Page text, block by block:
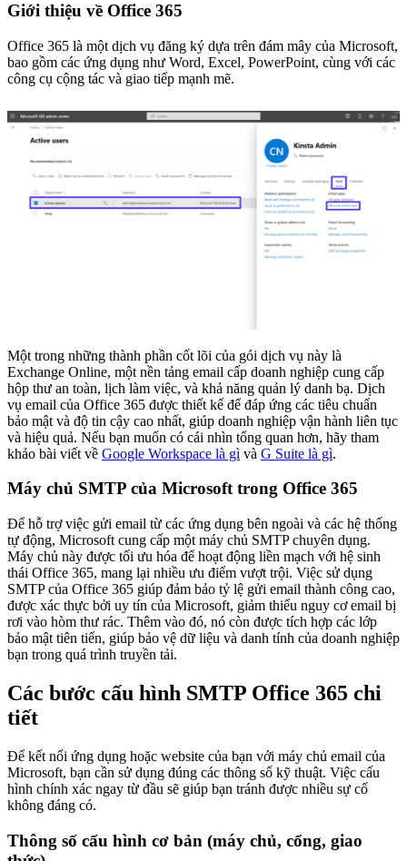
Giới thiệu về Office 365
Office 365 là một dịch vụ đăng ký dựa trên đám mây của Microsoft,
bao gồm các ứng dụng như Word, Excel, PowerPoint, cùng với các
công cụ cộng tác và giao tiếp mạnh mẽ.
Một trong những thành phần cốt lõi của gói dịch vụ này là
Exchange Online, một nền tảng email cấp doanh nghiệp cung cấp
hộp thư an toàn, lịch làm việc, và khả năng quản lý danh bạ. Dịch
vụ email của Office 365 được thiết kế để đáp ứng các tiêu chuẩn
bảo mật và độ tin cậy cao nhất, giúp doanh nghiệp vận hành liên tục
và hiệu quả. Nếu bạn muốn có cái nhìn tổng quan hơn, hãy tham
khảo bài viết về Google Workspace là gì và G Suite là gì.
Máy chủ SMTP của Microsoft trong Office 365
Để hỗ trợ việc gửi email từ các ứng dụng bên ngoài và các hệ thống
tự động, Microsoft cung cấp một máy chủ SMTP chuyên dụng.
Máy chủ này được tối ưu hóa để hoạt động liền mạch với hệ sinh
thái Office 365, mang lại nhiều ưu điểm vượt trội. Việc sử dụng
SMTP của Office 365 giúp đảm bảo tỷ lệ gửi email thành công cao,
được xác thực bởi uy tín của Microsoft, giảm thiểu nguy cơ email bị
rơi vào hòm thư rác. Thêm vào đó, nó còn được tích hợp các lớp
bảo mật tiên tiến, giúp bảo vệ dữ liệu và danh tính của doanh nghiệp
bạn trong quá trình truyền tải.
Các bước cấu hình SMTP Office 365 chi
tiết
Để kết nối ứng dụng hoặc website của bạn với máy chủ email của
Microsoft, bạn cần sử dụng đúng các thông số kỹ thuật. Việc cấu
hình chính xác ngay từ đầu sẽ giúp bạn tránh được nhiều sự cố
không đáng có.
Thông số cấu hình cơ bản (máy chủ, cổng, giao